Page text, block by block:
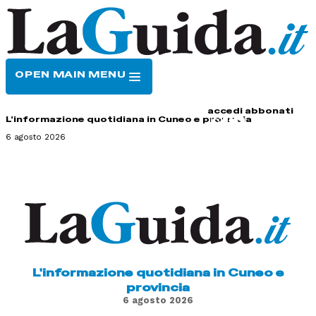
OPEN MAIN MENU
accedi abbonati
L'informazione quotidiana in Cuneo e provincia
6 agosto 2026
L'informazione quotidiana in Cuneo e
provincia
6 agosto 2026